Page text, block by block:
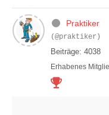
Praktiker
(@praktiker)
Beiträge: 4038
Erhabenes